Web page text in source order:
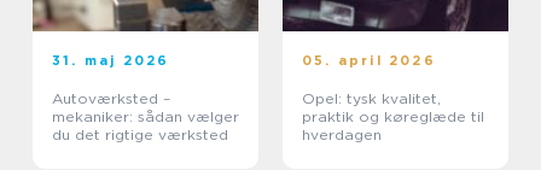
31. maj 2026
Autoværksted –
mekaniker: sådan vælger
du det rigtige værksted
05. april 2026
Opel: tysk kvalitet,
praktik og køreglæde til
hverdagen